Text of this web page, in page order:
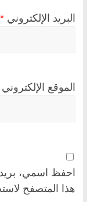
البريد الإلكتروني *
الموقع الإلكتروني
احفظ اسمي،
هذا المتصفح